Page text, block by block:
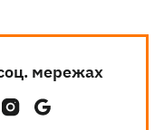
мережах